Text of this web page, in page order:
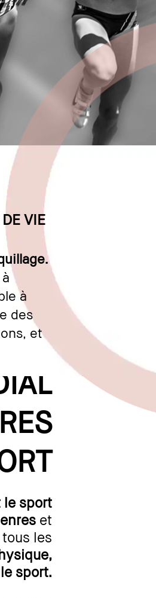
VIE
à
des
et
le sport
et
les
sport.